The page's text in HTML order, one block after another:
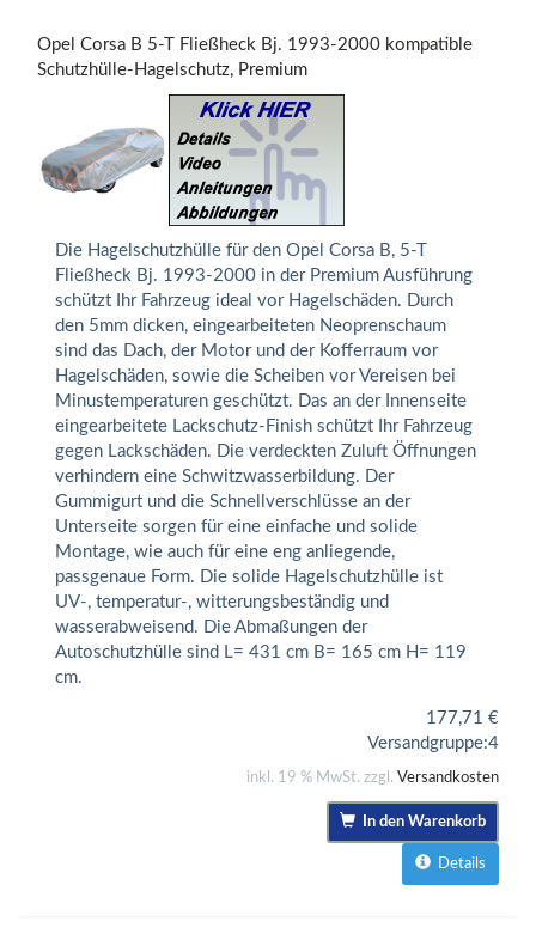
Opel Corsa B 5-T Fließheck Bj. 1993-2000 kompatible
Schutzhülle-Hagelschutz, Premium
Die Hagelschutzhülle für den Opel Corsa B, 5-T
Fließheck Bj. 1993-2000 in der Premium Ausführung
schützt Ihr Fahrzeug ideal vor Hagelschäden. Durch
den 5mm dicken, eingearbeiteten Neoprenschaum
sind das Dach, der Motor und der Kofferraum vor
Hagelschäden, sowie die Scheiben vor Vereisen bei
Minustemperaturen geschützt. Das an der Innenseite
eingearbeitete Lackschutz-Finish schützt Ihr Fahrzeug
gegen Lackschäden. Die verdeckten Zuluft Öffnungen
verhindern eine Schwitzwasserbildung. Der
Gummigurt und die Schnellverschlüsse an der
Unterseite sorgen für eine einfache und solide
Montage, wie auch für eine eng anliegende,
passgenaue Form. Die solide Hagelschutzhülle ist
UV-, temperatur-, witterungsbeständig und
wasserabweisend. Die Abmaßungen der
Autoschutzhülle sind L= 431 cm B= 165 cm H= 119
cm.
177,71 €
Versandgruppe:4
inkl. 19 % MwSt. zzgl. Versandkosten
In den Warenkorb
Details